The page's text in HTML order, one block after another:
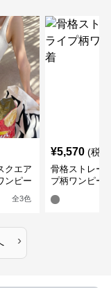
クエア
ンピー
全3色
¥5,570 (税
骨格ストレー
プ柄ワンピー
›